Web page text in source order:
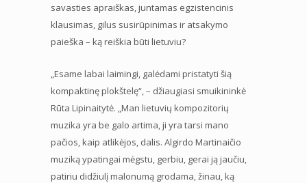
savasties apraiškas, juntamas egzistencinis
klausimas, gilus susirūpinimas ir atsakymo
paieška – ką reiškia būti lietuviu?
„Esame labai laimingi, galėdami pristatyti šią
kompaktinę plokštelę“, – džiaugiasi smuikininkė
Rūta Lipinaitytė. „Man lietuvių kompozitorių
muzika yra be galo artima, ji yra tarsi mano
pačios, kaip atlikėjos, dalis. Algirdo Martinaičio
muziką ypatingai mėgstu, gerbiu, gerai ją jaučiu,
patiriu didžiulį malonumą grodama, žinau, ką